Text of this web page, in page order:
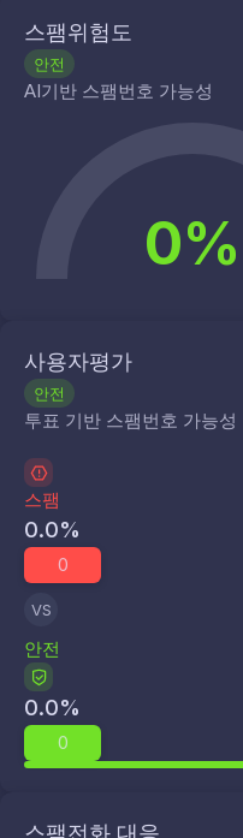
스팸위험도
안전
AI기반 스팸번호 가능성
0%
사용자평가
안전
투표 기반 스팸번호 가능성
스팸
0.0%
0
VS
안전
0.0%
0
스팸전화 대응